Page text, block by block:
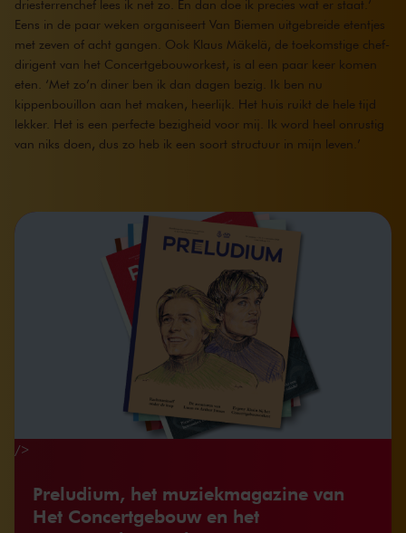
driesterrenchef lees ik net zo. En dan doe ik precies wat er staat.’
Eens in de paar weken organiseert Van Biemen uitgebreide etentjes
met zeven of acht gangen. Ook Klaus Mäkelä, de toekomstige chef-
dirigent van het Concertgebouworkest, is al een paar keer komen
eten. ‘Met zo’n diner ben ik dan dagen bezig. Ik ben nu
kippenbouillon aan het maken, heerlijk. Het huis ruikt de hele tijd
lekker. Het is een perfecte bezigheid voor mij. Ik word heel onrustig
van niks doen, dus zo heb ik een soort structuur in mijn leven.’
/>
Preludium, het muziekmagazine van
Het Concertgebouw en het